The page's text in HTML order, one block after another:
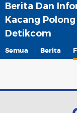
Berita Dan
Kacang
Detikcom
Semua Berita